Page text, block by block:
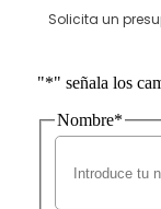
Solicita un
"*" señala los
Nombre*